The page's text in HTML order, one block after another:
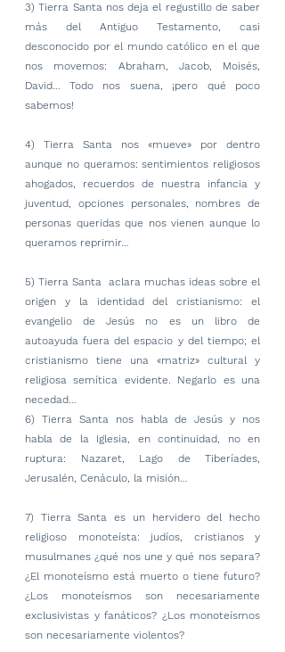
3) Tierra Santa nos deja el regustillo de saber
más del Antiguo Testamento, casi
desconocido por el mundo católico en el que
nos movemos: Abraham, Jacob, Moisés,
David… Todo nos suena, ¡pero qué poco
sabemos!
4) Tierra Santa nos «mueve» por dentro
aunque no queramos: sentimientos religiosos
ahogados, recuerdos de nuestra infancia y
juventud, opciones personales, nombres de
personas queridas que nos vienen aunque lo
queramos reprimir…
5) Tierra Santa  aclara muchas ideas sobre el
origen y la identidad del cristianismo: el
evangelio de Jesús no es un libro de
autoayuda fuera del espacio y del tiempo; el
cristianismo tiene una «matriz» cultural y
religiosa semítica evidente. Negarlo es una
necedad…
6) Tierra Santa nos habla de Jesús y nos
habla de la Iglesia, en continuidad, no en
ruptura: Nazaret, Lago de Tiberíades,
Jerusalén, Cenáculo, la misión…
7) Tierra Santa es un hervidero del hecho
religioso monoteísta: judíos, cristianos y
musulmanes ¿qué nos une y qué nos separa?
¿El monoteísmo está muerto o tiene futuro?
¿Los monoteísmos son necesariamente
exclusivistas y fanáticos? ¿Los monoteísmos
son necesariamente violentos?